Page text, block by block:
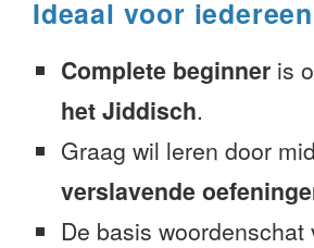
Ideaal voor
Complete beginner is
het Jiddisch.
Graag wil leren door
verslavende
De basis